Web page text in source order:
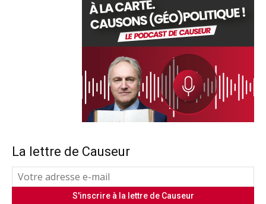
La lettre de Causeur